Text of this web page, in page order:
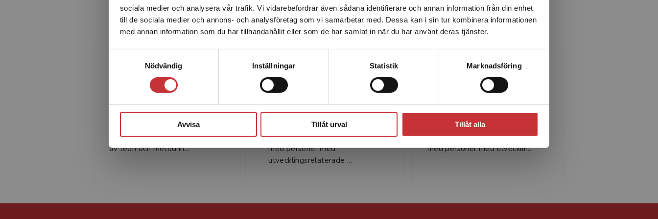
sociala medier och analysera vår trafik. Vi vidarebefordrar även sådana identifierare och annan information från din enhet
till de sociala medier och annons- och analysföretag som vi samarbetar med. Dessa kan i sin tur kombinera informationen
med annan information som du har tillhandahållit eller som de har samlat in när du har använt deras tjänster.
Nödvändig
Inställningar Statistik Marknadsföring
Avvisa Tillåt urval Tillåt alla
enhet utanför Sverige. Vi erbjuder inte leveranser utanför
Sverige. För att kunna slutföra ett köp måste
leveransadressen vara i Sverige.Läs mer
Bo Hejlskov Elvén
Bo Hejlskov Elvén är legitimerad
psykolog. Bo introducerade
lågaffektivt bemötande i Sverige
och har medverkat i utvecklingen
av teori och metod in...
Hanne Veje är pedagog och chef
för en landsomfattande
stödverksamhet. Hon har
mångårig erfarenhet av arbete
med personer med
utvecklingsrelaterade ...
Henning Beier
Henning Beier är läkare och
specialist i psykiatri och barn- och
ungdomspsykiatri. Han har
mångårig erfarenhet av arbete
med personer med utvecklin...